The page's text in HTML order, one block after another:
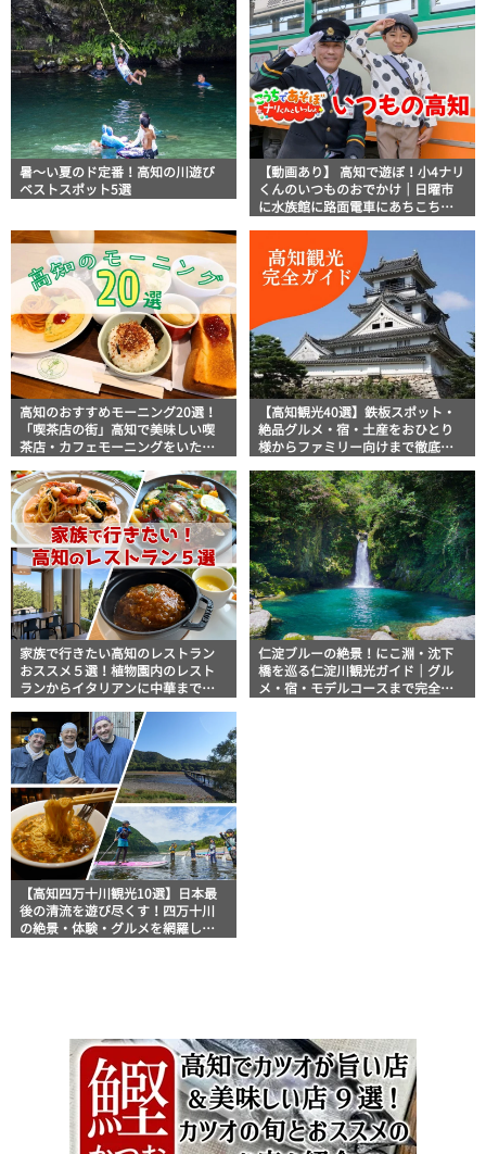
暑～い夏のド定番！高知の川遊び
ベストスポット5選
【動画あり】 高知で遊ぼ！小4ナリ
くんのいつものおでかけ｜日曜市
に水族館に路面電車にあちこち巡
高知のおすすめモーニング20選！
「喫茶店の街」高知で美味しい喫
茶店・カフェモーニングをいただ
【高知観光40選】鉄板スポット・
絶品グルメ・宿・土産をおひとり
様からファミリー向けまで徹底解
家族で行きたい高知のレストラン
おススメ５選！植物園内のレスト
ランからイタリアンに中華まで楽
仁淀ブルーの絶景！にこ淵・沈下
橋を巡る仁淀川観光ガイド｜グル
メ・宿・モデルコースまで完全網
【高知四万十川観光10選】日本最
後の清流を遊び尽くす！四万十川
の絶景・体験・グルメを網羅した